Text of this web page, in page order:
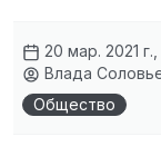
20 мар. 2021 г.,
Влада
Общество